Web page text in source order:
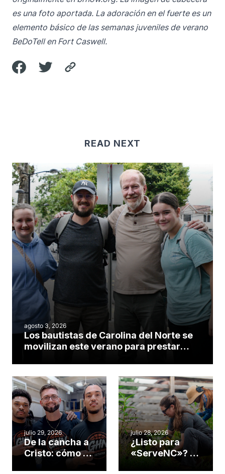
es una foto aportada. La adoración en el fuerte es un
elemento básico de las semanas juveniles de verano
BeDoTell en Fort Caswell.
READ NEXT
agosto 3, 2026
Los bautistas de Carolina del Norte se
movilizan este verano para prestar
julio 29, 2026
De la cancha a
Cristo: cómo el
gimnasio de
julio 28, 2026
¿Listo para
«ServeNC»? 4